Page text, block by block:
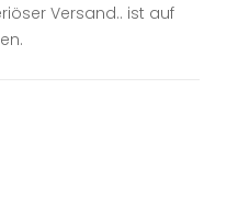
Versand.. ist auf